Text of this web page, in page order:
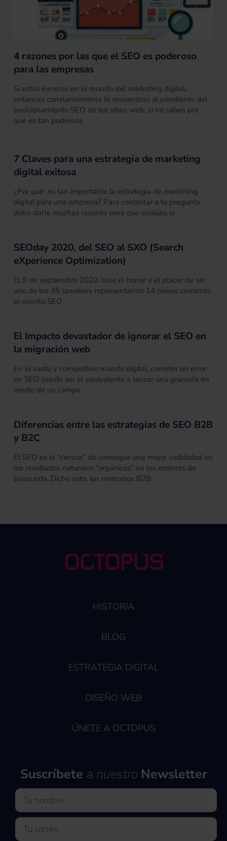
4 razones por las que el SEO es poderoso
para las empresas
Si estás inmerso en el mundo del marketing digital,
entonces constantemente te encuentras al pendiente del
posicionamiento SEO de tus sitios web, si no sabes por
qué es tan poderosa
7 Claves para una estrategia de marketing
digital exitosa
¿Por qué es tan importante la estrategia de marketing
digital para una empresa? Para contestar a tu pregunta
debo darte muchas razones para que evalúes si
SEOday 2020, del SEO al SXO (Search
eXperience Optimization)
El 9 de septiembre 2020, tuve el honor y el placer de ser
uno de los 35 speakers representando 14 países cerrando
el evento SEO
El Impacto devastador de ignorar el SEO en
la migración web
En el vasto y competitivo mundo digital, cometer un error
en SEO puede ser el equivalente a lanzar una granada en
medio de un campo
Diferencias entre las estrategias de SEO B2B
y B2C
El SEO es la “ciencia” de conseguir una mejor visibilidad en
los resultados naturales “orgánicos” en los motores de
búsqueda. Dicho esto, los mercados B2B
HISTORIA
BLOG
ESTRATEGIA DIGITAL
DISEÑO WEB
ÚNETE A OCTOPUS
Suscríbete a nuestro Newsletter
Nombre
Email